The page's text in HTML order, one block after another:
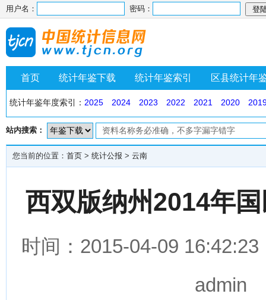
用户名： 密码：
首页 统计年鉴下载 统计年鉴索引 区县统计年
统计年鉴年度索引： 2025 2024 2023 2022 2021 2020
站内搜索：
您当前的位置： 首页 > 统计公报 > 云南
西双版纳州2014年
时间：2015-04-09
admin